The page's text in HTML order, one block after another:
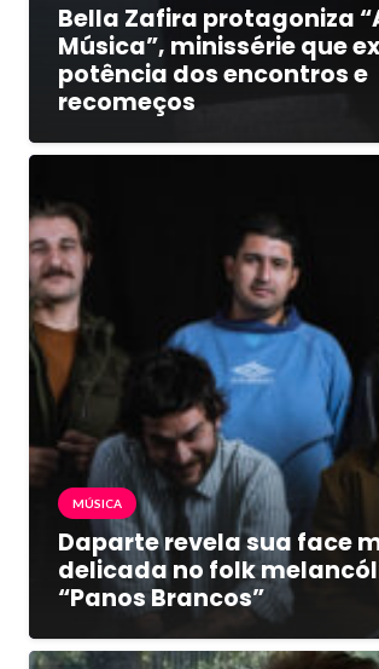
Bella Zafira protagoniza
Música”, minissérie que
potência dos encontros e
recomeços
MÚSICA
Daparte revela sua face
delicada no folk
“Panos Brancos”